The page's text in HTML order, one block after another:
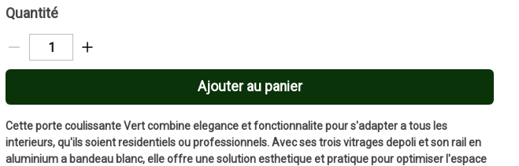
Quantité
Ajouter au panier
Cette porte coulissante Vert combine elegance et fonctionnalite pour s'adapter a tous les
interieurs, qu'ils soient residentiels ou professionnels. Avec ses trois vitrages depoli et son rail en
aluminium a bandeau blanc, elle offre une solution esthetique et pratique pour optimiser l'espace